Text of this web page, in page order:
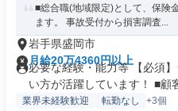
■総合職(地域限定)として、保険
ます。 事故受付から損害調査...
岩手県盛岡市
月給20万4360円以上
必要な経験・能力等 【必須
い方が活躍しています！ ■顧
業界未経験歓迎 転勤なし +3個